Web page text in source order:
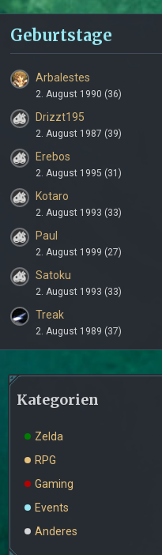
Geburtstage
Arbalestes
2. August 1990 (36)
Drizzt195
2. August 1987 (39)
Erebos
2. August 1995 (31)
Kotaro
2. August 1993 (33)
Paul
2. August 1999 (27)
Satoku
2. August 1993 (33)
Treak
2. August 1989 (37)
Kategorien
Zelda
RPG
Gaming
Events
Anderes